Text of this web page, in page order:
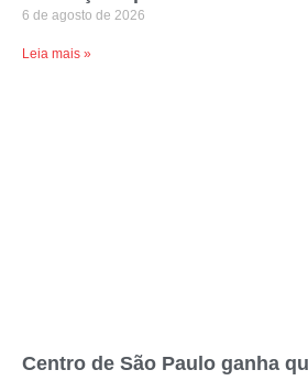
6 de agosto de 2026
Leia mais »
Centro de São Paulo ganha